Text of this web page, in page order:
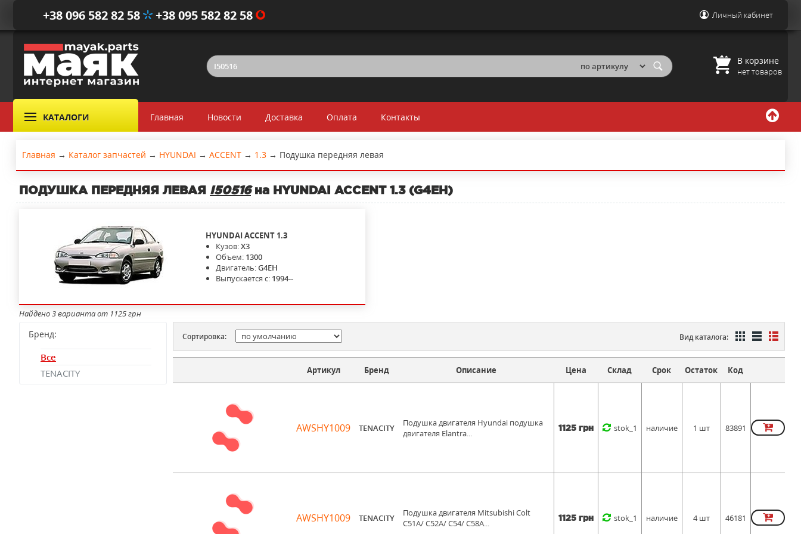
+38 096 582 82 58 +38 095 582 82 58 Личный кабинет
В корзине
нет товаров
КАТАЛОГИ Главная Новости Доставка Оплата Контакты
Главная → Каталог запчастей → HYUNDAI → ACCENT → 1.3 → Подушка передняя левая
ПОДУШКА ПЕРЕДНЯЯ ЛЕВАЯ I50516на HYUNDAI ACCENT 1.3 (G4EH)
HYUNDAIACCENT 1.3
Кузов:X3
Объем: 1300
Двигатель:G4EH
Выпускается с: 1994--
Найдено 3 варианта от 1125 грн
Бренд:
Все
TENACITY
Сортировка: Вид каталога:
Артикул Бренд Описание Цена Склад Срок Остаток Код
AWSHY1009 TENACITY
Подушка двигателя Hyundai подушка
двигателя Elantra...
1125 грн stok_1 наличие 1 шт 83891
AWSHY1009 TENACITY
Подушка двигателя Mitsubishi Colt
C51A/ C52A/ C54/ C58A...
1125 грн stok_1 наличие 4 шт 46181